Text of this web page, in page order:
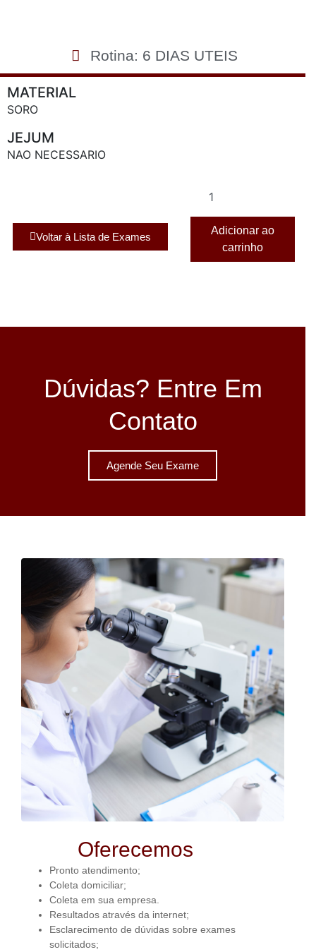
Rotina: 6 DIAS UTEIS
MATERIAL
SORO
JEJUM
NAO NECESSARIO
Voltar à Lista de Exames
Adicionar ao
carrinho
Dúvidas? Entre Em
Contato
Agende Seu Exame
Oferecemos
Pronto atendimento;
Coleta domiciliar;
Coleta em sua empresa.
Resultados através da internet;
Esclarecimento de dúvidas sobre exames
solicitados;